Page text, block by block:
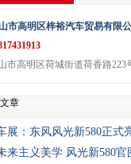
市高明区梓裕汽车贸易有限
市高明区荷城街道荷香路
章
展：东风风光新580正式
来主义美学 风光新580官